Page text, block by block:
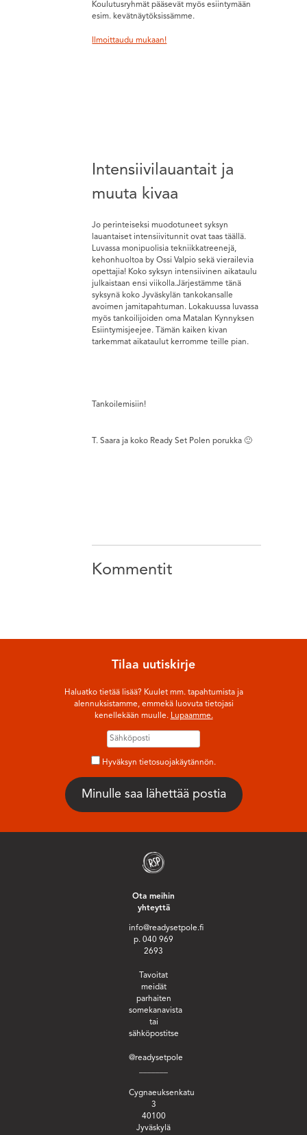
Koulutusryhmät pääsevät myös esiintymään
esim. kevätnäytöksissämme.
Ilmoittaudu mukaan!
Intensiivilauantait ja
muuta kivaa
Jo perinteiseksi muodotuneet syksyn
lauantaiset intensiivitunnit ovat taas täällä.
Luvassa monipuolisia tekniikkatreenejä,
kehonhuoltoa by Ossi Valpio sekä vierailevia
opettajia! Koko syksyn intensiivinen aikataulu
julkaistaan ensi viikolla.Järjestämme tänä
syksynä koko Jyväskylän tankokansalle
avoimen jamitapahtuman. Lokakuussa luvassa
myös tankoilijoiden oma Matalan Kynnyksen
Esiintymisjeejee. Tämän kaiken kivan
tarkemmat aikataulut kerromme teille pian.
Tankoilemisiin!
T. Saara ja koko Ready Set Polen porukka 🙂
Kommentit
Tilaa uutiskirje
Haluatko tietää lisää? Kuulet mm. tapahtumista ja
alennuksistamme, emmekä luovuta tietojasi
kenellekään muulle. Lupaamme.
Hyväksyn tietosuojakäytännön.
Ota meihin
yhteyttä
info@readysetpole.fi
p. 040 969
2693
Tavoitat
meidät
parhaiten
somekanavista
tai
sähköpostitse
@readysetpole
Cygnaeuksenkatu
3
40100
Jyväskylä